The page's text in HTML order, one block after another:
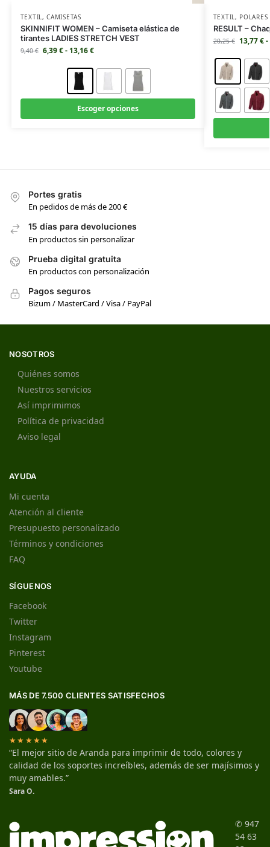
TEXTIL,CAMISETAS
SKINNIFIT WOMEN – Camiseta elástica de
tirantes LADIES STRETCH VEST
9,40€ 6,39€- 13,16€
Escoger opciones
TEXTIL, POLARES
RESULT –
20,25€ 13,77€-
Portes gratis
En pedidos de más de 200 €
15 días para devoluciones
En productos sin personalizar
Prueba digital gratuita
En productos con personalización
Pagos seguros
Bizum / MasterCard / Visa / PayPal
NOSOTROS
Quiénes somos
Nuestros servicios
Así imprimimos
Política de privacidad
Aviso legal
AYUDA
Mi cuenta
Atención al cliente
Presupuesto personalizado
Términos y condiciones
FAQ
SÍGUENOS
Facebook
Twitter
Instagram
Pinterest
Youtube
MÁS DE 7.500 CLIENTES SATISFECHOS
★★★★★
“El mejor sitio de Aranda para imprimir de todo, colores y
calidad de los soportes increíbles, además de ser majísimos y
muy amables.”
Sara O.
✆ 947
54 63